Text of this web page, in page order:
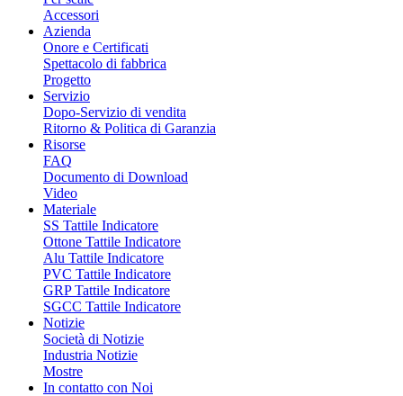
Accessori
Azienda
Onore e Certificati
Spettacolo di fabbrica
Progetto
Servizio
Dopo-Servizio di vendita
Ritorno & Politica di Garanzia
Risorse
FAQ
Documento di Download
Video
Materiale
SS Tattile Indicatore
Ottone Tattile Indicatore
Alu Tattile Indicatore
PVC Tattile Indicatore
GRP Tattile Indicatore
SGCC Tattile Indicatore
Notizie
Società di Notizie
Industria Notizie
Mostre
In contatto con Noi